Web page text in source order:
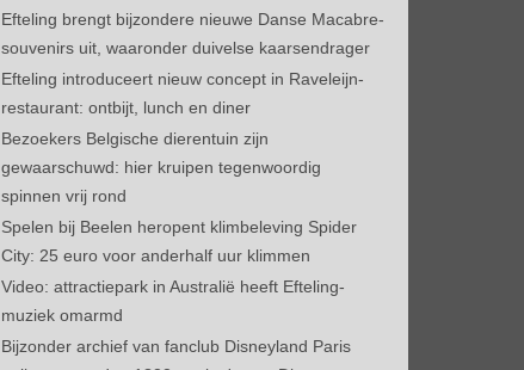
Efteling brengt bijzondere nieuwe Danse Macabre-
souvenirs uit, waaronder duivelse kaarsendrager
Efteling introduceert nieuw concept in Raveleijn-
restaurant: ontbijt, lunch en diner
Bezoekers Belgische dierentuin zijn
gewaarschuwd: hier kruipen tegenwoordig
spinnen vrij rond
Spelen bij Beelen heropent klimbeleving Spider
City: 25 euro voor anderhalf uur klimmen
Video: attractiepark in Australië heeft Efteling-
muziek omarmd
Bijzonder archief van fanclub Disneyland Paris